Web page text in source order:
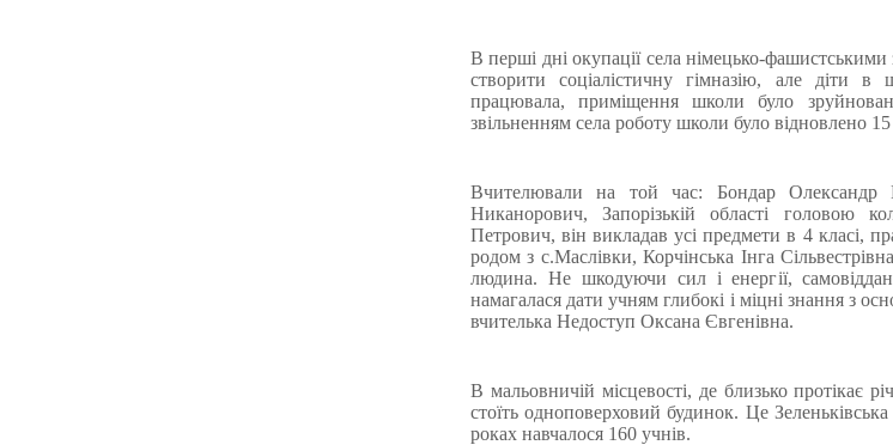
В перші дні окупації села німецько-
створити соціалістичну гімназію, але
працювала, приміщення школи було
звільненням села роботу школи було відновлено
Вчителювали на той час: Бондар Олександр
Никанорович, Запорізькій області головою
Петрович, він викладав усі предмети в 4 класі,
родом з с.Маслівки, Корчінська Інга
людина. Не шкодуючи сил і енергії,
намагалася дати учням глибокі і міцні знання з
вчителька Недоступ Оксана Євгенівна.
В мальовничій місцевості, де близько протікає
стоїть одноповерховий будинок. Це
роках навчалося 160 учнів.